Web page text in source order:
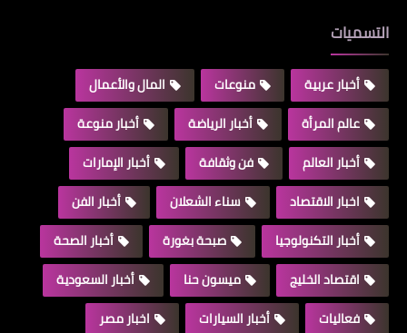
التسميات
أخبار عربية منوعات
المال والأعمال
عالم المرأة
أخبار الرياضة
أخبار منوعة
أخبار العالم
فن وثقافة
أخبار الإمارات
اخبار الاقتصاد
سناء الشعلان
أخبار الفن
أخبار التكنولوجيا
صبحة بغورة
أخبار الصحة
اقتصاد الخليج
ميسون حنا
أخبار السعودية
فعاليات
أخبار السيارات
اخبار مصر